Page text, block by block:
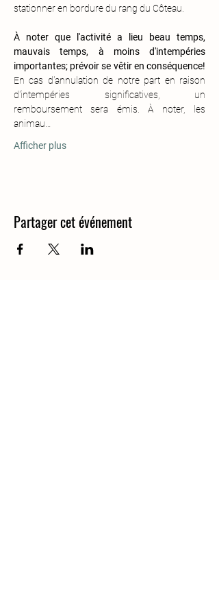
stationner en bordure du rang du Côteau.
À noter que l'activité a lieu beau temps,
mauvais temps, à moins d'intempéries
importantes; prévoir se vêtir en conséquence!
En cas d'annulation de notre part en raison
d'intempéries significatives, un
remboursement sera émis. À noter, les
animau…
Afficher plus
Partager cet événement